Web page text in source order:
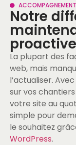
ACCOMPAGNEMENT
Notre
La plupart des
web, mais
l’actualiser.
sur vos
votre site au
simple pour
le souhaitez
WordPress.